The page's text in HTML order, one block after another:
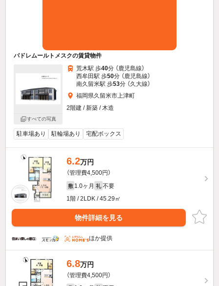
パドレムールトメスクの賃貸物件
すべての写真
荒木駅 歩40分 （鹿児島線）
西牟田駅 歩50分 （鹿児島線）
南久留米駅 歩53分 （久大線）
福岡県久留米市上津町
2階建 / 新築 / 木造
駐車場あり 駐輪場あり 宅配ボックス
6.2万円
（管理費4,500円）
敷 1.0ヶ月 礼 不要
1階 / 2LDK / 45.29㎡
物件詳細を見る
ほか提供
6.8万円
（管理費4,500円）